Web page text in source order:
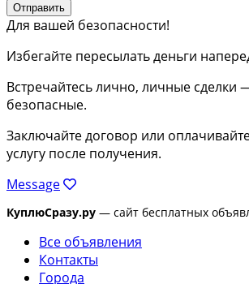
Отправить
Для вашей безопасности!
Избегайте пересылать деньги
Встречайтесь лично, личные сделки
безопасные.
Заключайте договор или
услугу после получения.
Message
КуплюСразу.ру — сайт бесплатных
Все объявления
Контакты
Города